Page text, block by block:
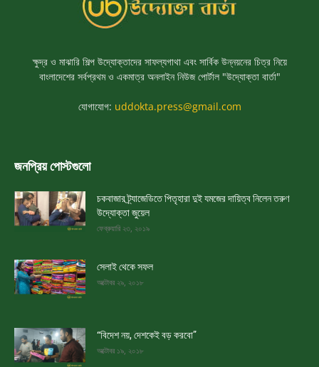
ক্ষুদ্র ও মাঝারি শিল্প উদ্যোক্তাদের সাফল্যগাথা এবং সার্বিক উন্নয়নের চিত্র নিয়ে
বাংলাদেশের সর্বপ্রথম ও একমাত্র অনলাইন নিউজ পোর্টাল "উদ্যোক্তা বার্তা"
যোগাযোগ: uddokta.press@gmail.com
জনপ্রিয় পোস্টগুলো
চকবাজার ট্র্যাজেডিতে পিতৃহারা দুই যমজের দায়িত্ব নিলেন তরুণ
উদ্যোক্তা জুয়েল
ফেব্রুয়ারি ২৩, ২০১৯
সেলাই থেকে সফল
অক্টোবর ২৯, ২০১৮
“বিদেশ নয়, দেশকেই বড় করবো”
অক্টোবর ১৯, ২০১৮